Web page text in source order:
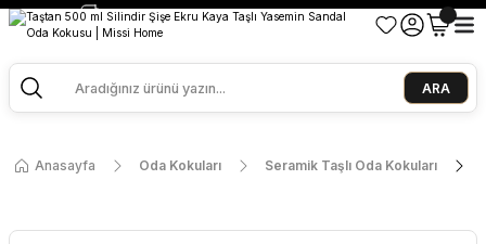
2500 TL ve Üzeri Alışverişlerde Kargo Bedava!
Missi Kokularda 3 Al 2 Öde
ARA
Anasayfa Oda Kokuları Seramik Taşlı Oda Kokuları